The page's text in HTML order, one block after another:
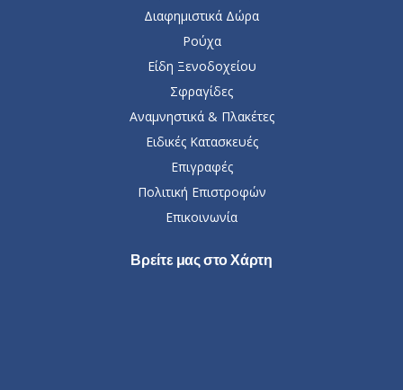
Διαφημιστικά Δώρα
Ρούχα
Είδη Ξενοδοχείου
Σφραγίδες
Αναμνηστικά & Πλακέτες
Ειδικές Κατασκευές
Επιγραφές
Πολιτική Επιστροφών
Επικοινωνία
Βρείτε μας στο Χάρτη